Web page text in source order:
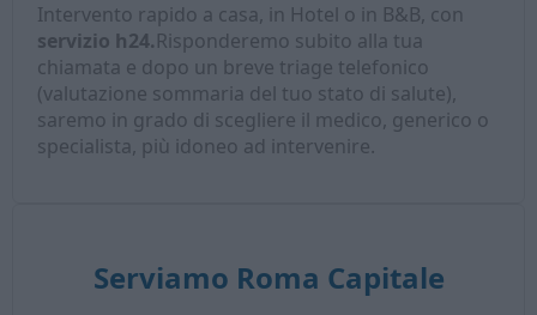
Intervento rapido a casa, in Hotel o in B&B, con
servizio h24.Risponderemo subito alla tua
chiamata e dopo un breve triage telefonico
(valutazione sommaria del tuo stato di salute),
saremo in grado di scegliere il medico, generico o
specialista, più idoneo ad intervenire.
Serviamo Roma Capitale